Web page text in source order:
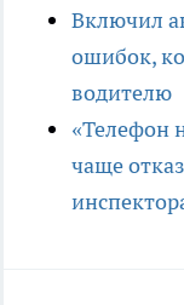
Включил
ошибок,
водителю
«Телефон
чаще